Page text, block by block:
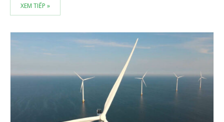
XEM TIẾP »